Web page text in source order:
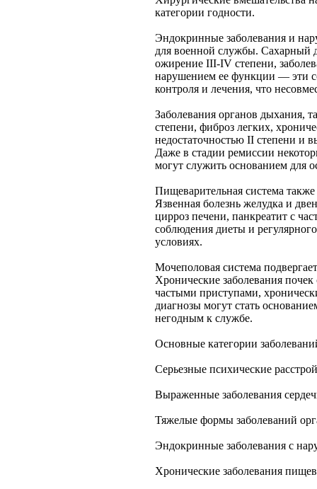
категории годности.
Эндокринные заболевания и
для военной службы. Сахарный
ожирение III-IV степени,
нарушением ее функции — эти
контроля и лечения, что
Заболевания органов дыхания,
степени, фиброз легких,
недостаточностью II степени и
Даже в стадии ремиссии
могут служить основанием для
Пищеварительная система
Язвенная болезнь желудка и
цирроз печени, панкреатит с
соблюдения диеты и
условиях.
Мочеполовая система
Хронические заболевания
частыми приступами,
диагнозы могут стать
негодным к службе.
Основные категории
Серьезные психические
Выраженные заболевания
Тяжелые формы заболеваний
Эндокринные заболевания с
Хронические заболевания